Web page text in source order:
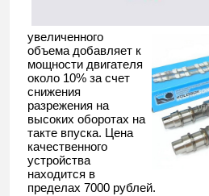
увеличенного
объема добавляет к
мощности двигателя
около 10% за счет
снижения
разрежения на
высоких оборотах на
такте впуска. Цена
качественного
устройства
находится в
пределах 7000 рублей.